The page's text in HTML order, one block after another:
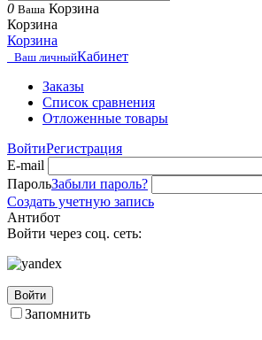
0 Ваша Корзина
Корзина
Корзина
Ваш личныйКабинет
Заказы
Список сравнения
Отложенные товары
ВойтиРегистрация
E-mail
ПарольЗабыли пароль?
Создать учетную запись
Антибот
Войти через соц. сеть:
Войти
Запомнить